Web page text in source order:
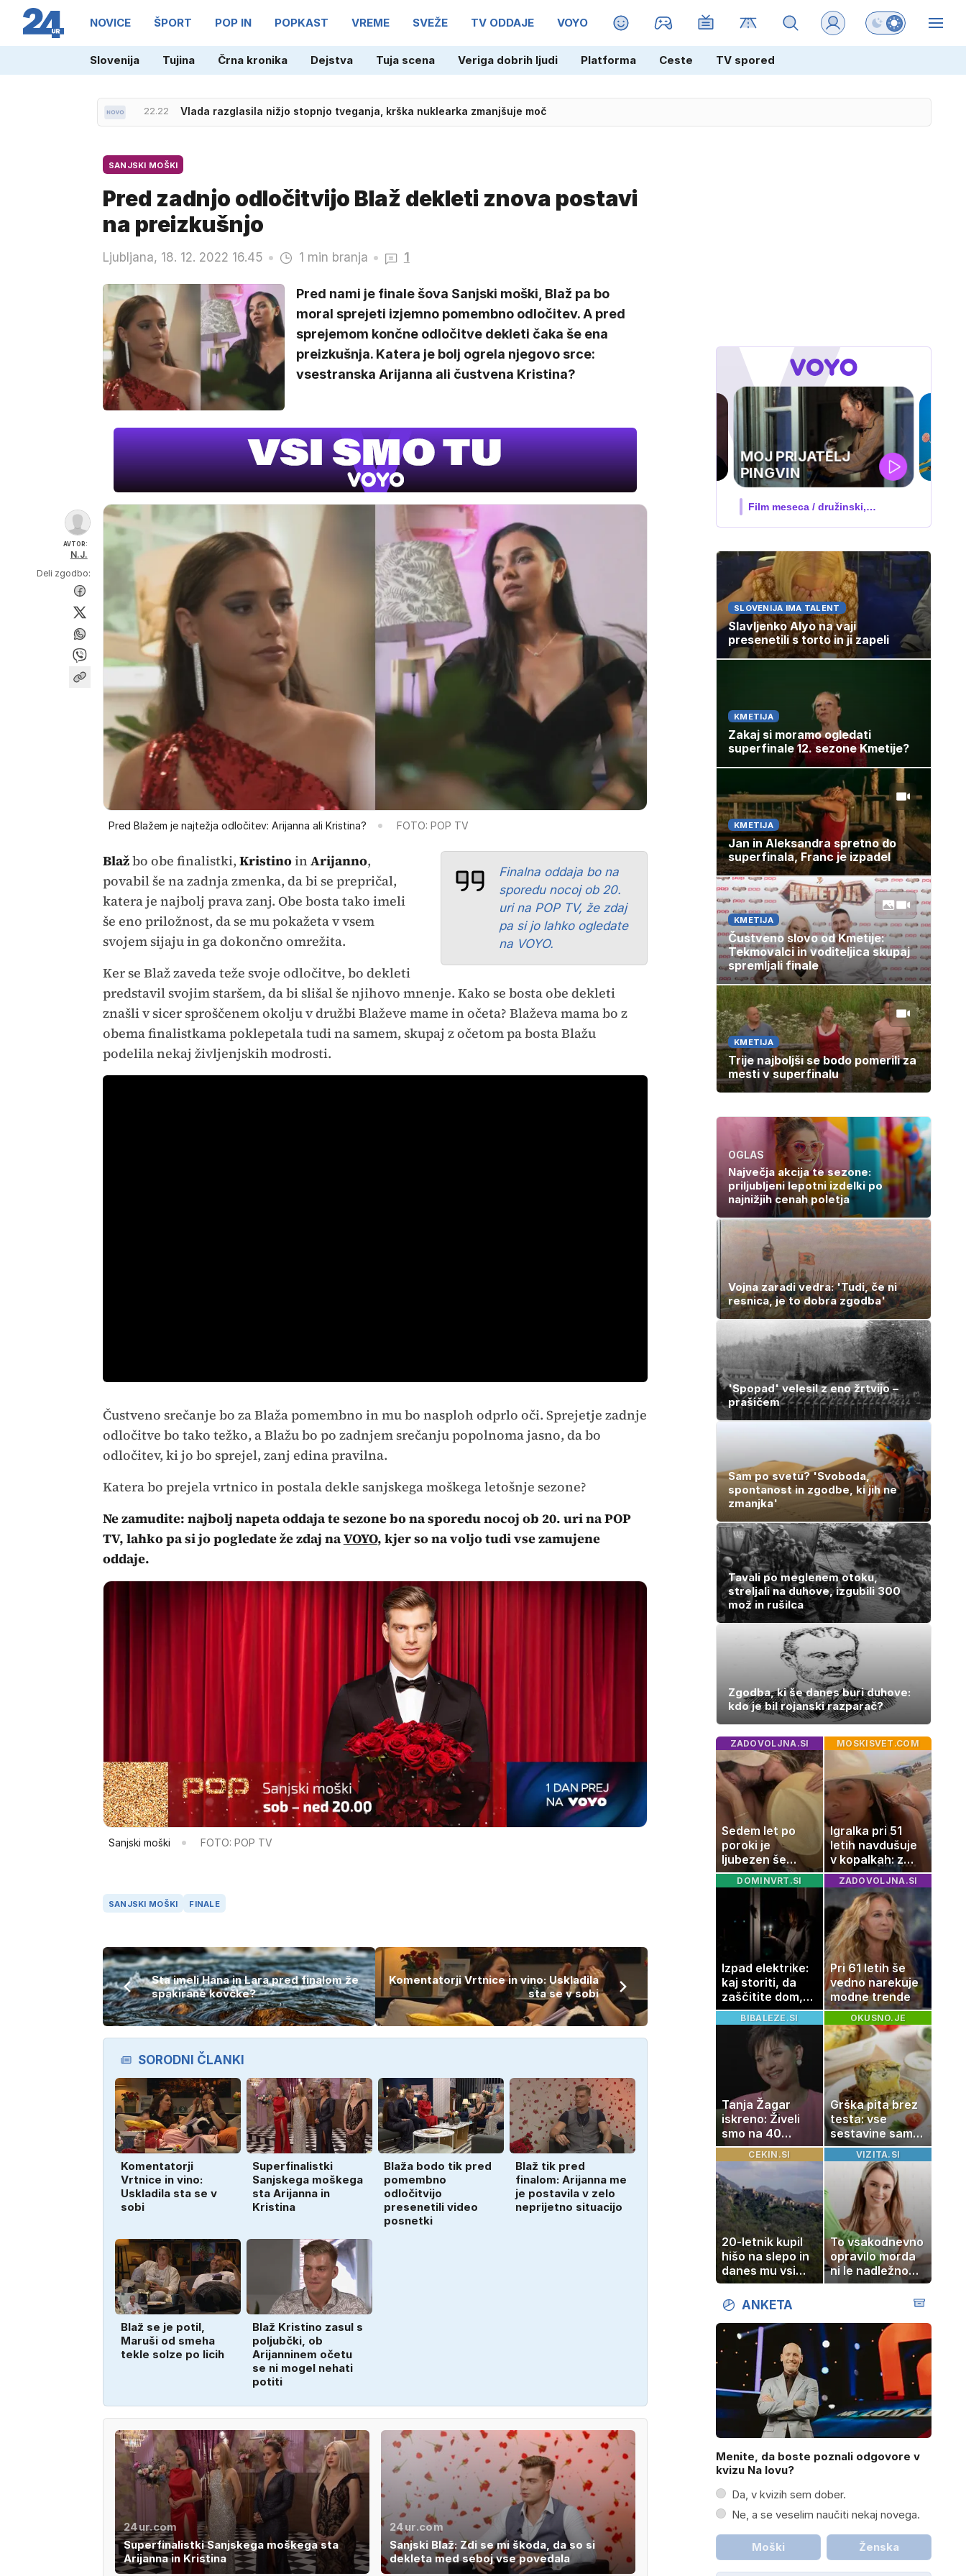
NOVICE ŠPORT POP IN POPKAST VREME SVEŽE TV ODDAJE VOYO MAGAZIN Preklopi barvni
Slovenija Tujina Črna kronika Dejstva Tuja scena Veriga dobrih ljudi Platforma Ceste TV spored
22.22 Vlada razglasila nižjo stopnjo tveganja, krška nuklearka zmanjšuje moč
SANJSKI MOŠKI
Pred zadnjo odločitvijo Blaž dekleti znova postavi
na preizkušnjo
Ljubljana, 18. 12. 2022 16.45 1 min branja 1
Pred nami je finale šova Sanjski moški, Blaž pa bo
moral sprejeti izjemno pomembno odločitev. A pred
sprejemom končne odločitve dekleti čaka še ena
preizkušnja. Katera je bolj ogrela njegovo srce:
vsestranska Arijanna ali čustvena Kristina?
AVTOR:
N.J.
Deli zgodbo:
Pred Blažem je najtežja odločitev: Arijanna ali Kristina? FOTO: POP TV
Finalna oddaja bo na
sporedu nocoj ob 20.
uri na POP TV, že zdaj
pa si jo lahko ogledate
na VOYO.
Blažbo obe finalistki, KristinoinArijanno,
povabil še na zadnja zmenka, da bi se prepričal,
katera je najbolj prava zanj. Obe bosta tako imeli
še eno priložnost, da se mu pokažeta v vsem
svojem sijaju in ga dokončno omrežita.
Ker se Blaž zaveda teže svoje odločitve, bo dekleti
predstavil svojim staršem, da bi slišal še njihovo mnenje. Kako se bosta obe dekleti
znašli v sicer sproščenem okolju v družbi Blaževe mame in očeta? Blaževa mama bo z
obema finalistkama poklepetala tudi na samem, skupaj z očetom pa bosta Blažu
podelila nekaj življenjskih modrosti.
Čustveno srečanje bo za Blaža pomembno in mu bo nasploh odprlo oči. Sprejetje zadnje
odločitve bo tako težko, a Blažu bo po zadnjem srečanju popolnoma jasno, da bo
odločitev, ki jo bo sprejel, zanj edina pravilna.
Katera bo prejela vrtnico in postala dekle sanjskega moškega letošnje sezone?
Ne zamudite: najbolj napeta oddaja te sezone bo na sporedu nocoj ob 20. uri na POP
TV, lahko pa si jo pogledate že zdaj naVOYO, kjer so na voljo tudi vse zamujene
oddaje.
Sanjski moški FOTO: POP TV
SANJSKI MOŠKI FINALE
Sta imeli Hana in Lara pred finalom že
spakirane kovčke?
Komentatorji Vrtnice in vino: Uskladila
sta se v sobi
SORODNI ČLANKI
Komentatorji
Vrtnice in vino:
Uskladila sta se v
sobi
Superfinalistki
Sanjskega moškega
sta Arijanna in
Kristina
Blaža bodo tik pred
pomembno
odločitvijo
presenetili video
posnetki
Blaž tik pred
finalom: Arijanna me
je postavila v zelo
neprijetno situacijo
Blaž se je potil,
Maruši od smeha
tekle solze po licih
Blaž Kristino zasul s
poljubčki, ob
Arijanninem očetu
se ni mogel nehati
potiti
24ur.com
Superfinalistki Sanjskega moškega sta
Arijanna in Kristina
24ur.com
Sanjski Blaž: Zdi se mi škoda, da so si
dekleta med seboj vse povedala
IQ 160
Nova hrvaška serija
SLOVENIJA IMA TALENT
Slavljenko Alyo na vaji
presenetili s torto in ji zapeli
KMETIJA
Zakaj si moramo ogledati
superfinale 12. sezone Kmetije?
KMETIJA
Jan in Aleksandra spretno do
superfinala, Franc je izpadel
KMETIJA
Čustveno slovo od Kmetije:
Tekmovalci in voditeljica skupaj
spremljali finale
KMETIJA
Trije najboljši se bodo pomerili za
mesti v superfinalu
OGLAS
Največja akcija te sezone:
priljubljeni lepotni izdelki po
najnižjih cenah poletja
Vojna zaradi vedra: 'Tudi, če ni
resnica, je to dobra zgodba'
'Spopad' velesil z eno žrtvijo –
prašičem
Sam po svetu? 'Svoboda,
spontanost in zgodbe, ki jih ne
zmanjka'
Tavali po meglenem otoku,
streljali na duhove, izgubili 300
mož in rušilca
Zgodba, ki še danes buri duhove:
kdo je bil rojanski razparač?
ZADOVOLJNA.SI
Sedem let po
poroki je
ljubezen še
vedno enako
močna
MOSKISVET.COM
Igralka pri 51
letih navdušuje
v kopalkah: z
možem uživa v
romantičnem
poletju
DOMINVRT.SI
Izpad elektrike:
kaj storiti, da
zaščitite dom,
hrano in
elektronske
naprave
ZADOVOLJNA.SI
Pri 61 letih še
vedno narekuje
modne trende
BIBALEZE.SI
Tanja Žagar
iskreno: Živeli
smo na 40
kvadratih, a
imela sem vse,
kar otrok
potrebuje
OKUSNO.JE
Grška pita brez
testa: vse
sestavine samo
zmešate in
pečica opravi
ostalo
CEKIN.SI
20-letnik kupil
hišo na slepo in
danes mu vsi
zavidajo
VIZITA.SI
To vsakodnevno
opravilo morda
ni le nadležno
delo, pomaga
ANKETA
Menite, da boste poznali odgovore v
kvizu Na lovu?
Da, v kvizih sem dober.
Ne, a se veselim naučiti nekaj novega.
Moški Ženska